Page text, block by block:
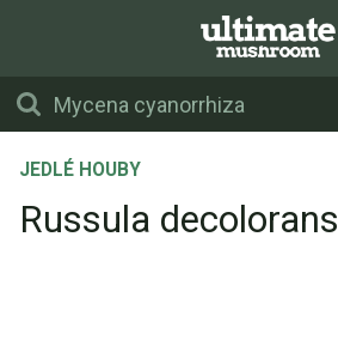
JEDLÉ HOUBY
Russula decolorans